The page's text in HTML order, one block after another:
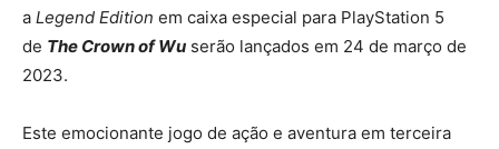
a Legend Edition em caixa especial para PlayStation 5
de The Crown of Wu serão lançados em 24 de março de
2023.
Este emocionante jogo de ação e aventura em terceira